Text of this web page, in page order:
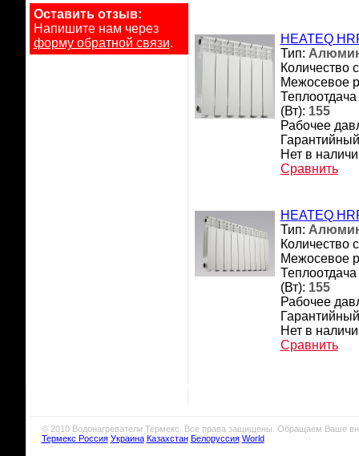
Оставить отзыв:
Напишите нам через
форму обратной связи.
HEATEQ
Тип:
Количество
Межосевое
(Вт): 155
Рабочее
Нет в
Сравнить
HEATEQ
Тип:
Количество
Межосевое
(Вт): 155
Рабочее
Нет в
Сравнить
© 2010 Водонагреватели Термекс. Все права защищены. Обращаем Ваше
Термекс Россия Украина Казахстан Белоруссия World